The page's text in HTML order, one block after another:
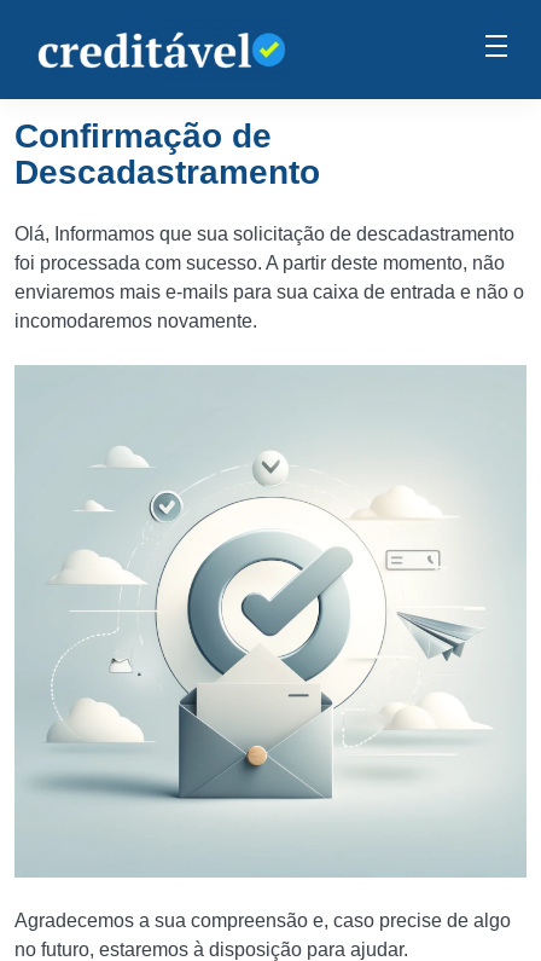
Confirmação de
Descadastramento
Olá, Informamos que sua solicitação de descadastramento
foi processada com sucesso. A partir deste momento, não
enviaremos mais e-mails para sua caixa de entrada e não o
incomodaremos novamente.
Agradecemos a sua compreensão e, caso precise de algo
no futuro, estaremos à disposição para ajudar.